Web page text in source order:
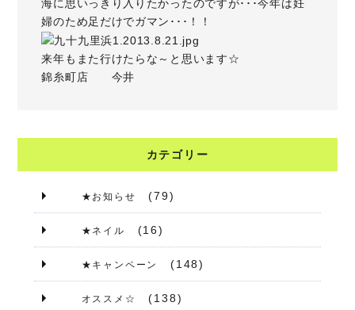
海に思いっきり入りたかったのですが･･･今年は妊
婦のため足だけでガマン･･･！！
来年もまた行けたらな～と思います☆
錦糸町店 今井
カテゴリー
★お知らせ (79)
★ネイル (16)
★キャンペーン (148)
オススメ☆ (138)